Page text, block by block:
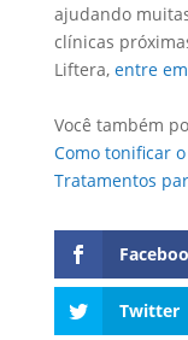
ajudando
clínicas
Liftera, entre
Você também
Como tonificar
Tratamentos
Twitter